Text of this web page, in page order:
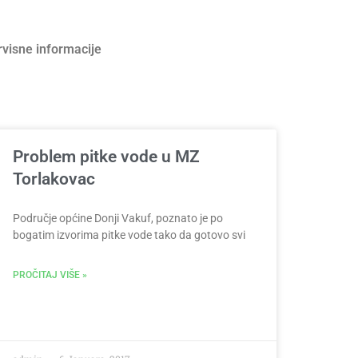
informacije
Problem pitke vode u MZ
Torlakovac
Područje općine Donji Vakuf, poznato je po
bogatim izvorima pitke vode tako da gotovo svi
PROČITAJ VIŠE »